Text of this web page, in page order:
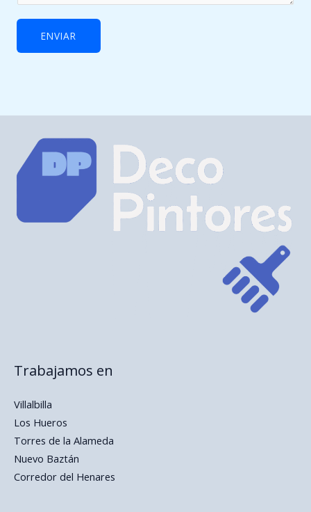
ENVIAR
Trabajamos en
Villalbilla
Los Hueros
Torres de la Alameda
Nuevo Baztán
Corredor del Henares